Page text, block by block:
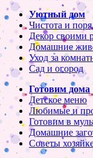
Уютный дом
Чистота и
Декор своими
Домашние
Уход за
Сад и огород
Готовим дома
Детское меню
Любимые и
Готовим в
Домашние
Советы